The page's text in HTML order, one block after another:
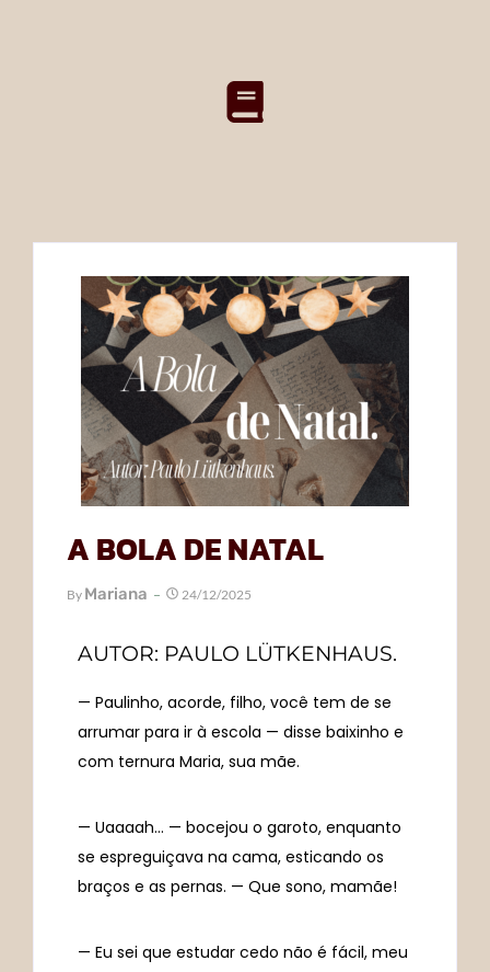
A BOLA DE NATAL
By Mariana 24/12/2025
AUTOR: PAULO LÜTKENHAUS.
— Paulinho, acorde, filho, você tem de se
arrumar para ir à escola — disse baixinho e
com ternura Maria, sua mãe.
— Uaaaah… — bocejou o garoto, enquanto
se espreguiçava na cama, esticando os
braços e as pernas. — Que sono, mamãe!
— Eu sei que estudar cedo não é fácil, meu